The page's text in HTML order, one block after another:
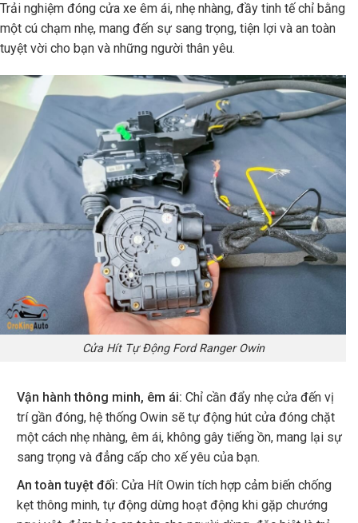
Trải nghiệm đóng cửa xe êm ái, nhẹ nhàng, đầy tinh tế chỉ bằng
một cú chạm nhẹ, mang đến sự sang trọng, tiện lợi và an toàn
tuyệt vời cho bạn và những người thân yêu.
Cửa Hít Tự Động Ford Ranger Owin
Vận hành thông minh, êm ái: Chỉ cần đẩy nhẹ cửa đến vị
trí gần đóng, hệ thống Owin sẽ tự động hút cửa đóng chặt
một cách nhẹ nhàng, êm ái, không gây tiếng ồn, mang lại sự
sang trọng và đẳng cấp cho xế yêu của bạn.
An toàn tuyệt đối: Cửa Hít Owin tích hợp cảm biến chống
kẹt thông minh, tự động dừng hoạt động khi gặp chướng